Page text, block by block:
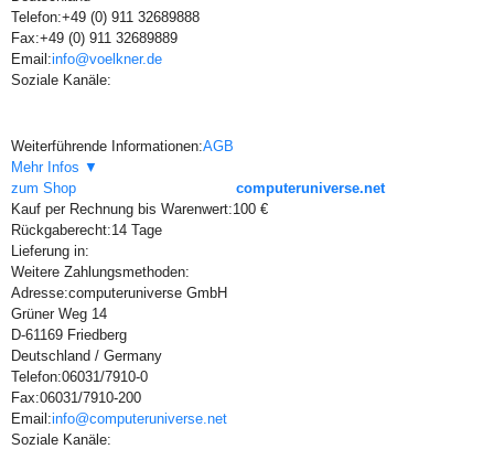
Telefon:+49 (0) 911 32689888
Fax:+49 (0) 911 32689889
Email:info@voelkner.de
Soziale Kanäle:
Weiterführende Informationen:AGB
Mehr Infos ▼
zum Shop
computeruniverse.net
Kauf per Rechnung bis Warenwert:100 €
Rückgaberecht:14 Tage
Lieferung in:
Weitere Zahlungsmethoden:
Adresse:computeruniverse GmbH
Grüner Weg 14
D-61169 Friedberg
Deutschland / Germany
Telefon:06031/7910-0
Fax:06031/7910-200
Email:info@computeruniverse.net
Soziale Kanäle: